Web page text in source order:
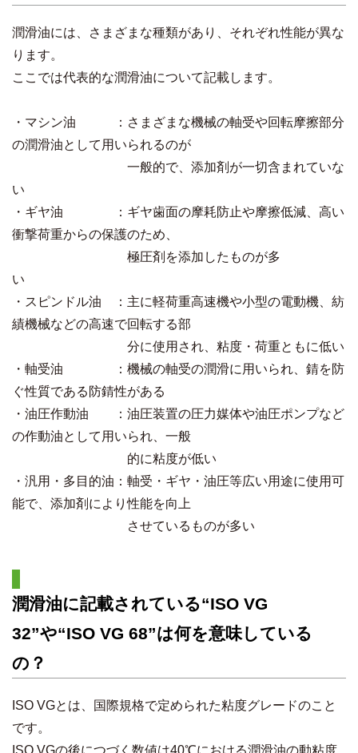
潤滑油には、さまざまな種類があり、それぞれ性能が異な
ります。
ここでは代表的な潤滑油について記載します。
・マシン油 ：さまざまな機械の軸受や回転摩擦部分
の潤滑油として用いられるのが
一般的で、添加剤が一切含まれていな
い
・ギヤ油 ：ギヤ歯面の摩耗防止や摩擦低減、高い
衝撃荷重からの保護のため、
極圧剤を添加したものが多
い
・スピンドル油 ：主に軽荷重高速機や小型の電動機、紡
績機械などの高速で回転する部
分に使用され、粘度・荷重ともに低い
・軸受油 ：機械の軸受の潤滑に用いられ、錆を防
ぐ性質である防錆性がある
・油圧作動油 ：油圧装置の圧力媒体や油圧ポンプなど
の作動油として用いられ、一般
的に粘度が低い
・汎用・多目的油：軸受・ギヤ・油圧等広い用途に使用可
能で、添加剤により性能を向上
させているものが多い
潤滑油に記載されている“ISO VG
32”や“ISO VG 68”は何を意味している
の？
ISO VGとは、国際規格で定められた粘度グレードのこと
です。
ISO VGの後につづく数値は40℃における潤滑油の動粘度